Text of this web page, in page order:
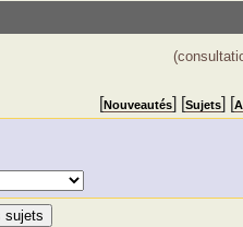
[Nouveautés] [Sujets] [